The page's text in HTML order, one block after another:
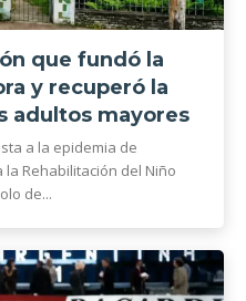
que fundó la
y recuperó la
adultos mayores
a la epidemia de
Rehabilitación del Niño
de...